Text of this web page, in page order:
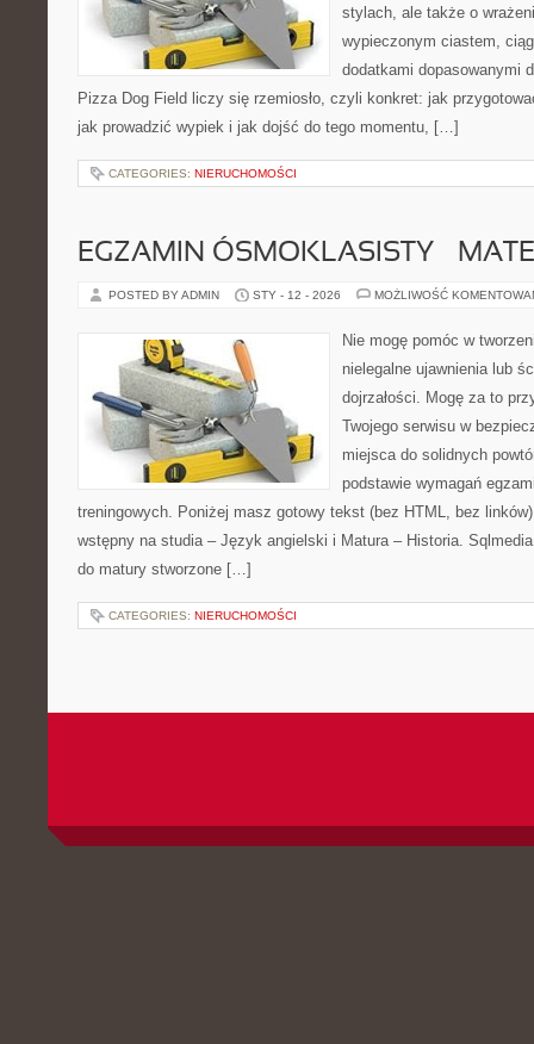
stylach, ale także o
wypieczonym ciastem,
dodatkami dopasowanymi
Pizza Dog Field liczy się rzemiosło, czyli konkret: jak
jak prowadzić wypiek i jak dojść do tego momentu, […]
CATEGORIES: NIERUCHOMOŚCI
EGZAMIN ÓSMOKLASISTY –
POSTED BY ADMIN STY - 12 - 2026 MOŻLIWOŚĆ
Nie mogę pomóc w
nielegalne ujawnienia lub
dojrzałości. Mogę za to
Twojego serwisu w
miejsca do solidnych
podstawie wymagań
treningowych. Poniżej masz gotowy tekst (bez HTML, bez
wstępny na studia – Język angielski i Matura – Historia.
do matury stworzone […]
CATEGORIES: NIERUCHOMOŚCI